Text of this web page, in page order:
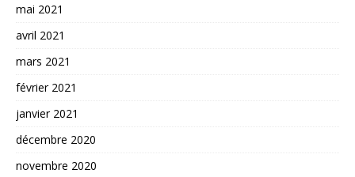
mai 2021
avril 2021
mars 2021
février 2021
janvier 2021
décembre 2020
novembre 2020